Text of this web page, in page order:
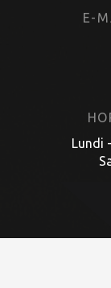
E-
Lundi